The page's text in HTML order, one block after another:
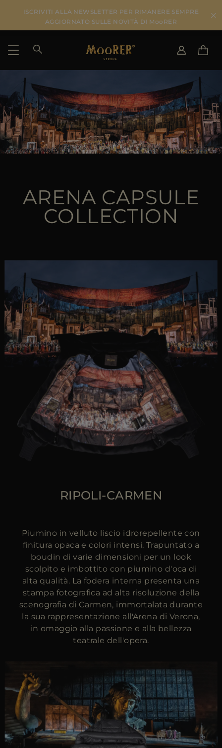
ISCRIVITI ALLA NEWSLETTER PER RIMANERE SEMPRE
AGGIORNATO SULLE NOVITÀ DI MooRER
PAESE DI SPEDIZIONE
IT
DE
US
JP
AU
GB
CA
ES
PIÙ PAESI
SELEZIONA LA LINGUA
EN
IT
VEDI RISULTATI
ARENA CAPSULE
COLLECTION
RIPOLI-CARMEN
Piumino in velluto liscio idrorepellente con
finitura opaca e colori intensi. Trapuntato a
boudin di varie dimensioni per un look
scolpito e imbottito con piumino d'oca di
alta qualità. La fodera interna presenta una
stampa fotografica ad alta risoluzione della
scenografia di Carmen, immortalata durante
la sua rappresentazione all'Arena di Verona,
in omaggio alla passione e alla bellezza
teatrale dell'opera.